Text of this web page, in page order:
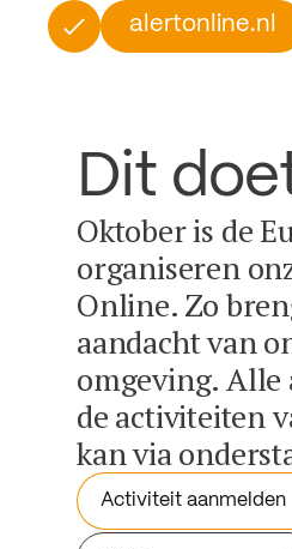
alertonline.nl
Dit
Oktober is de
organiseren
Online. Zo
aandacht van
omgeving. Alle
de activiteiten
kan via
Activiteit aanmelden